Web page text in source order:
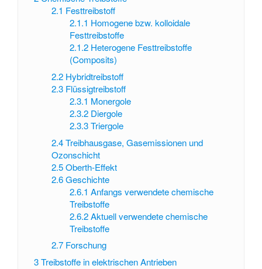
2.1 Festtreibstoff
2.1.1 Homogene bzw. kolloidale
Festtreibstoffe
2.1.2 Heterogene Festtreibstoffe
(Composits)
2.2 Hybridtreibstoff
2.3 Flüssigtreibstoff
2.3.1 Monergole
2.3.2 Diergole
2.3.3 Triergole
2.4 Treibhausgase, Gasemissionen und
Ozonschicht
2.5 Oberth-Effekt
2.6 Geschichte
2.6.1 Anfangs verwendete chemische
Treibstoffe
2.6.2 Aktuell verwendete chemische
Treibstoffe
2.7 Forschung
3Treibstoffe in elektrischen Antrieben